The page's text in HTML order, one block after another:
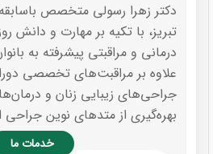
دکتر زهرا رسولی متخصص باسابقه
تبریز، با تکیه بر مهارت و دانش
درمانی و مراقبتی پیشرفته به
علاوه بر مراقبت‌های تخصصی
جراحی‌های زیبایی زنان و
بهره‌گیری از متدهای نوین
خدمات ما